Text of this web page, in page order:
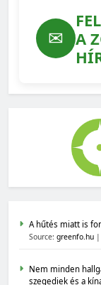
✉
A
A hűtés miatt is
Source: greenfo.hu
Nem minden
szegediek és a